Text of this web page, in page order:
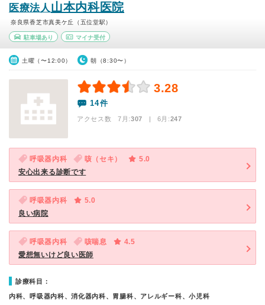
医療法人山本内科医院
奈良県香芝市真美ケ丘（五位堂駅）
駐車場あり マイナ受付
土曜（〜12:00） 朝（8:30〜）
3.28
14件
アクセス数 7月:307 | 6月:247
呼吸器内科 咳（セキ）
5.0
安心出来る診断です
呼吸器内科
5.0
良い病院
呼吸器内科 咳喘息
4.5
愛想無いけど良い医師
診療科目：
内科、呼吸器内科、消化器内科、胃腸科、アレルギー科、小児科